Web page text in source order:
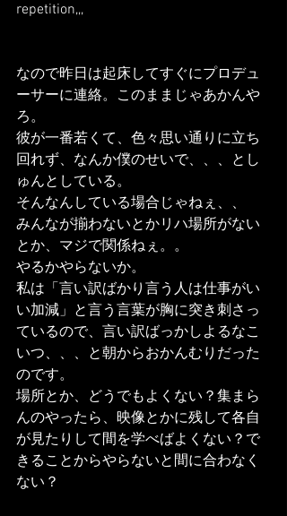
repetition,,,
なので昨日は起床してすぐにプロデュ
ーサーに連絡。このままじゃあかんや
ろ。
彼が一番若くて、色々思い通りに立ち
回れず、なんか僕のせいで、、、とし
ゅんとしている。
そんなんしている場合じゃねぇ、、
みんなが揃わないとかリハ場所がない
とか、マジで関係ねぇ。。
やるかやらないか。
私は「言い訳ばかり言う人は仕事がい
い加減」と言う言葉が胸に突き刺さっ
ているので、言い訳ばっかしよるなこ
いつ、、、と朝からおかんむりだった
のです。
場所とか、どうでもよくない？集まら
んのやったら、映像とかに残して各自
が見たりして間を学べばよくない？で
きることからやらないと間に合わなく
ない？